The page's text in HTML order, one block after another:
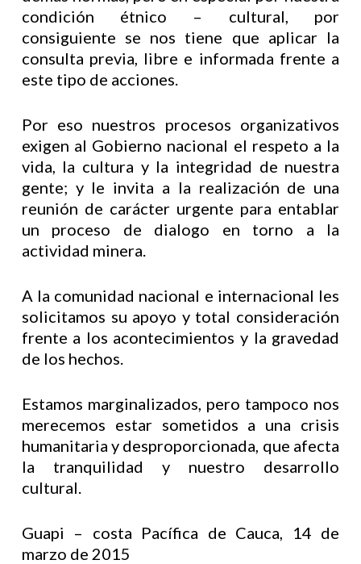
condición étnico – cultural, por
consiguiente se nos tiene que aplicar la
consulta previa, libre e informada frente a
este tipo de acciones.
Por eso nuestros procesos organizativos
exigen al Gobierno nacional el respeto a la
vida, la cultura y la integridad de nuestra
gente; y le invita a la realización de una
reunión de carácter urgente para entablar
un proceso de dialogo en torno a la
actividad minera.
A la comunidad nacional e internacional les
solicitamos su apoyo y total consideración
frente a los acontecimientos y la gravedad
de los hechos.
Estamos marginalizados, pero tampoco nos
merecemos estar sometidos a una crisis
humanitaria y desproporcionada, que afecta
la tranquilidad y nuestro desarrollo
cultural.
Guapi – costa Pacífica de Cauca, 14 de
marzo de 2015